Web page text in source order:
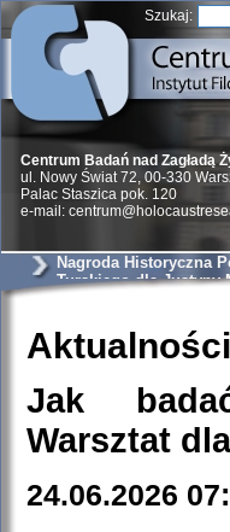
Szukaj:
Centrum Badań nad Zagładą
ul. Nowy Świat 72, 00-330
Palac Staszica pok. 120
e-mail:
Nagroda Historyczna
Turskiego dla Justyny
Aktualności
Jak
Warsztat
24.06.2026